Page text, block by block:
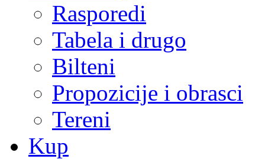
Rasporedi
Tabela i drugo
Bilteni
Propozicije i obrasci
Tereni
Kup